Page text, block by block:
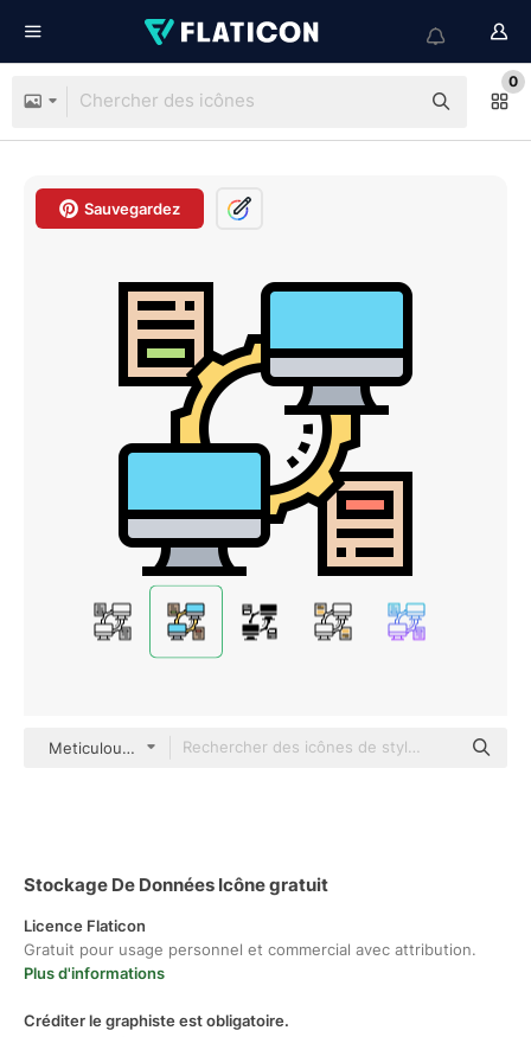
0
Sauvegardez
Meticulous Lineal Color
Stockage De Données Icône gratuit
Licence Flaticon
Gratuit pour usage personnel et commercial avec attribution.
Plus d'informations
Créditer le graphiste est obligatoire.